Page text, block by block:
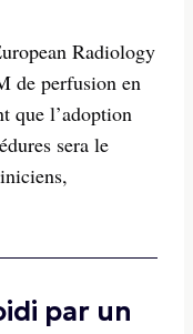
Radiology
de perfusion en
que l’adoption
sera le
par un